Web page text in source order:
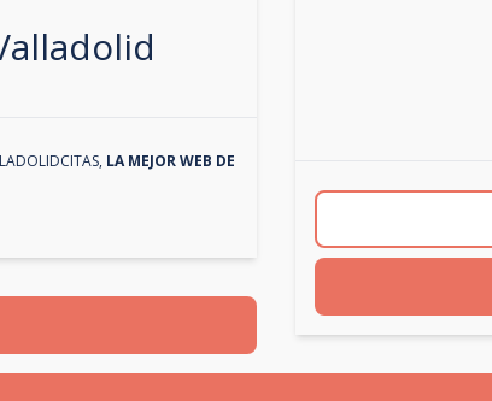
, LA MEJOR WEB DE